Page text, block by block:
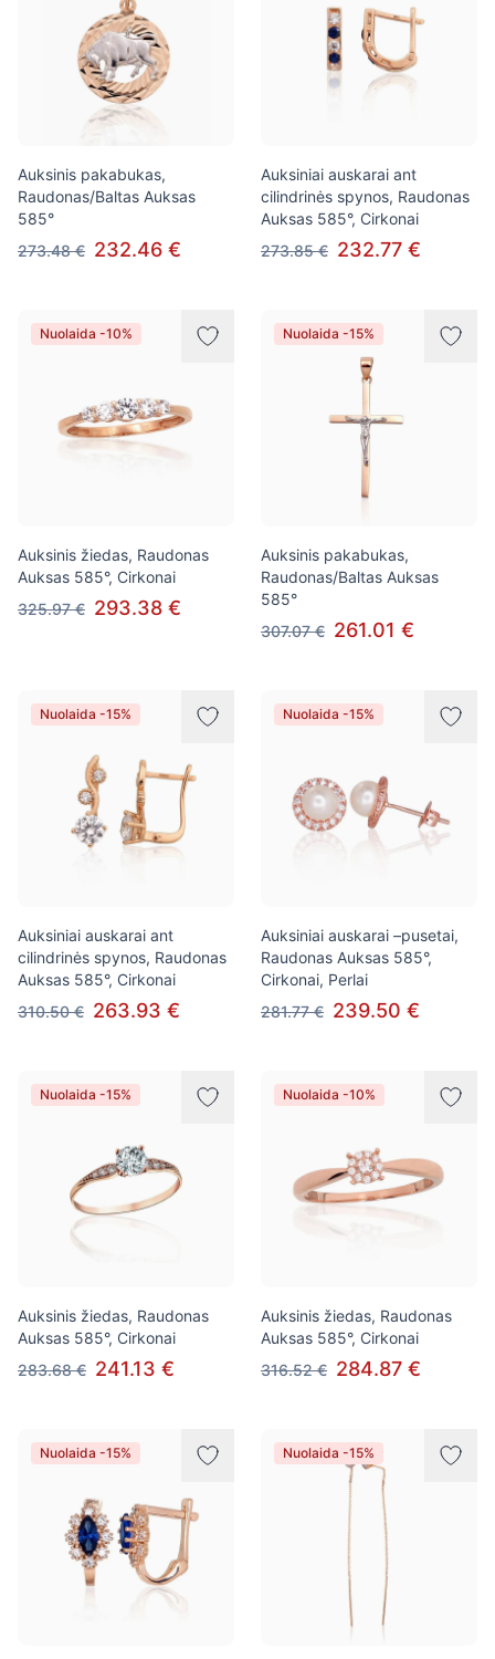
Auksinis pakabukas,
Raudonas/Baltas Auksas
585°
273.48 € 232.46 €
Auksiniai auskarai ant
cilindrinės spynos, Raudonas
Auksas 585°, Cirkonai
273.85 € 232.77 €
Nuolaida -10%
Auksinis žiedas, Raudonas
Auksas 585°, Cirkonai
325.97 € 293.38 €
Nuolaida -15%
Auksinis pakabukas,
Raudonas/Baltas Auksas
585°
307.07 € 261.01 €
Nuolaida -15%
Auksiniai auskarai ant
cilindrinės spynos, Raudonas
Auksas 585°, Cirkonai
310.50 € 263.93 €
Nuolaida -15%
Auksiniai auskarai –pusetai,
Raudonas Auksas 585°,
Cirkonai, Perlai
281.77 € 239.50 €
Nuolaida -15%
Auksinis žiedas, Raudonas
Auksas 585°, Cirkonai
283.68 € 241.13 €
Nuolaida -10%
Auksinis žiedas, Raudonas
Auksas 585°, Cirkonai
316.52 € 284.87 €
Nuolaida -15% Nuolaida -15%